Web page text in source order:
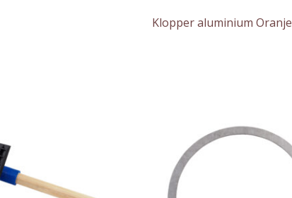
Klopper aluminium Oranje